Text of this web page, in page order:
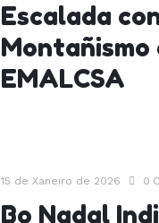
Escalada
EMALCSA
15 de Xaneiro de 2026 0
Bo Nadal